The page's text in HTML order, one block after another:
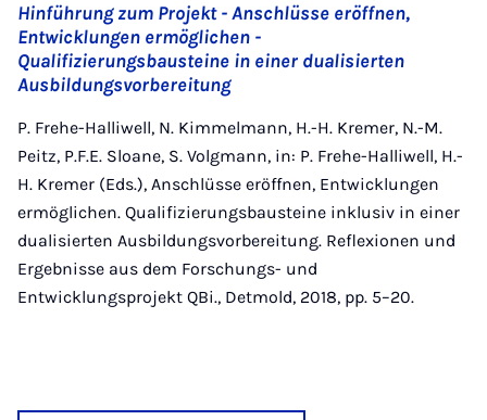
Hinführung zum Projekt - Anschlüsse eröffnen,
Entwicklungen ermöglichen -
Qualifizierungsbausteine in einer dualisierten
Ausbildungsvorbereitung
P. Frehe-Halliwell, N. Kimmelmann, H.-H. Kremer, N.-M.
Peitz, P.F.E. Sloane, S. Volgmann, in: P. Frehe-Halliwell, H.-
H. Kremer (Eds.), Anschlüsse eröffnen, Entwicklungen
ermöglichen. Qualifizierungsbausteine inklusiv in einer
dualisierten Ausbildungsvorbereitung. Reflexionen und
Ergebnisse aus dem Forschungs- und
Entwicklungsprojekt QBi., Detmold, 2018, pp. 5–20.